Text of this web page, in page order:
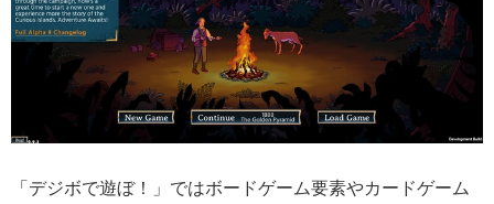
「デジボで遊ぼ！」ではボードゲーム要素やカードゲーム